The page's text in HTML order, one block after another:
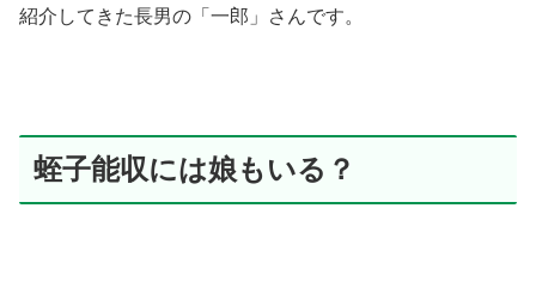
紹介してきた長男の「一郎」さんです。
蛭子能収には娘もいる？